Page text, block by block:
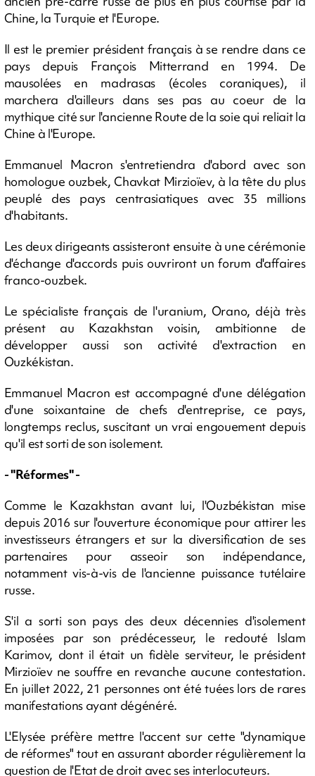
Chine, la Turquie et l'Europe.
Il est le premier président français à se rendre dans ce
pays depuis François Mitterrand en 1994. De
mausolées en madrasas (écoles coraniques), il
marchera d'ailleurs dans ses pas au coeur de la
mythique cité sur l'ancienne Route de la soie qui reliait la
Chine à l'Europe.
Emmanuel Macron s'entretiendra d'abord avec son
homologue ouzbek, Chavkat Mirzioïev, à la tête du plus
peuplé des pays centrasiatiques avec 35 millions
d'habitants.
Les deux dirigeants assisteront ensuite à une cérémonie
d'échange d'accords puis ouvriront un forum d'affaires
franco-ouzbek.
Le spécialiste français de l'uranium, Orano, déjà très
présent au Kazakhstan voisin, ambitionne de
développer aussi son activité d'extraction en
Ouzkékistan.
Emmanuel Macron est accompagné d'une délégation
d'une soixantaine de chefs d'entreprise, ce pays,
longtemps reclus, suscitant un vrai engouement depuis
qu'il est sorti de son isolement.
- "Réformes" -
Comme le Kazakhstan avant lui, l'Ouzbékistan mise
depuis 2016 sur l'ouverture économique pour attirer les
investisseurs étrangers et sur la diversification de ses
partenaires pour asseoir son indépendance,
notamment vis-à-vis de l'ancienne puissance tutélaire
russe.
S'il a sorti son pays des deux décennies d'isolement
imposées par son prédécesseur, le redouté Islam
Karimov, dont il était un fidèle serviteur, le président
Mirzioïev ne souffre en revanche aucune contestation.
En juillet 2022, 21 personnes ont été tuées lors de rares
manifestations ayant dégénéré.
L'Elysée préfère mettre l'accent sur cette "dynamique
de réformes" tout en assurant aborder régulièrement la
question de l'Etat de droit avec ses interlocuteurs.